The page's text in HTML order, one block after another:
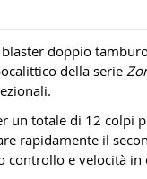
doppio
della serie
un totale di 12 colpi
rapidamente il
e velocità in